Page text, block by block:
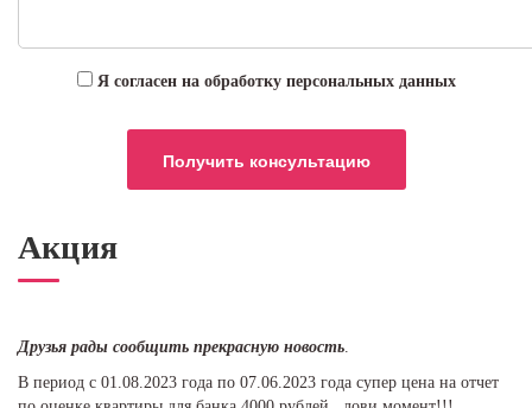
Я согласен на обработку персональных данных
Акция
Друзья рады сообщить прекрасную новость
В период с 01.08.2023 года по 07.06.2023 года супер цена на отчет